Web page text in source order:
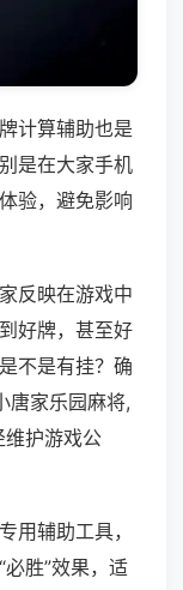
计算辅助也是
是在大家手机
验，避免影响
反映在游戏中
好牌，甚至好
不是有挂？确
唐家乐园麻将,
维护游戏公
用辅助工具，
胜”效果，适